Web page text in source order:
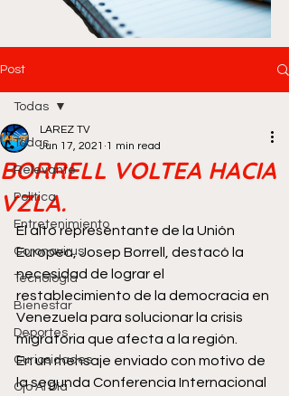
Post
Todas
Relevante
Política
Entretenimiento
Coronavirus
Tecnología
Bienestar
Deportes
Curiosidades
Ojo Al Día
Todas
BORRELL VOLTEA HACIA
VZLA.
LAREZ TV
Jun 17, 2021 1 min read
El alto representante de la Unión
Europea, Josep Borrell, destacó la
necesidad de lograr el
restablecimiento de la democracia en
Venezuela para solucionar la crisis
migratoria que afecta a la región.
En un mensaje enviado con motivo de
la segunda Conferencia Internacional